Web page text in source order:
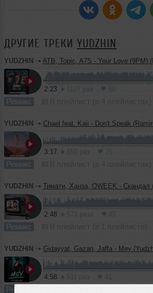
ДРУГИЕ ТРЕКИ YUDZHIN
YUDZHIN ➝ ATB, Topic, A7S - Your Love (9PM) (Ramirez & Yudzhin Radio
2:23
Ремикс
YUDZHIN ➝ Chael feat. Kaii - Don't Speak (Ramirez & Yudzhin
3:17
Ремикс
YUDZHIN ➝ Тимати, Ханза, OWEEK - Скандал (Yudzhin & Serg Shenon
2:48
Ремикс
YUDZHIN ➝ Gidayyat, Gazan, Jaffa - Мяу (Yudzhin
4:58
Ремикс